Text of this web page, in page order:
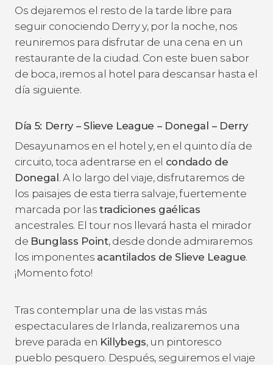
Os dejaremos el resto de la tarde libre para
seguir conociendo Derry y, por la noche, nos
reuniremos para disfrutar de una cena en un
restaurante de la ciudad. Con este buen sabor
de boca, iremos al hotel para descansar hasta el
día siguiente.
Día 5: Derry – Slieve League – Donegal – Derry
Desayunamos en el hotel y, en el quinto día de
circuito, toca adentrarse en el condado de
Donegal . A lo largo del viaje, disfrutaremos de
los paisajes de esta tierra salvaje, fuertemente
marcada por las tradiciones gaélicas
ancestrales. El tour nos llevará hasta el mirador
de Bunglass Point, desde donde admiraremos
los imponentes acantilados de Slieve League.
¡Momento foto!
Tras contemplar una de las vistas más
espectaculares de Irlanda, realizaremos una
breve parada en Killybegs, un pintoresco
pueblo pesquero. Después, seguiremos el viaje